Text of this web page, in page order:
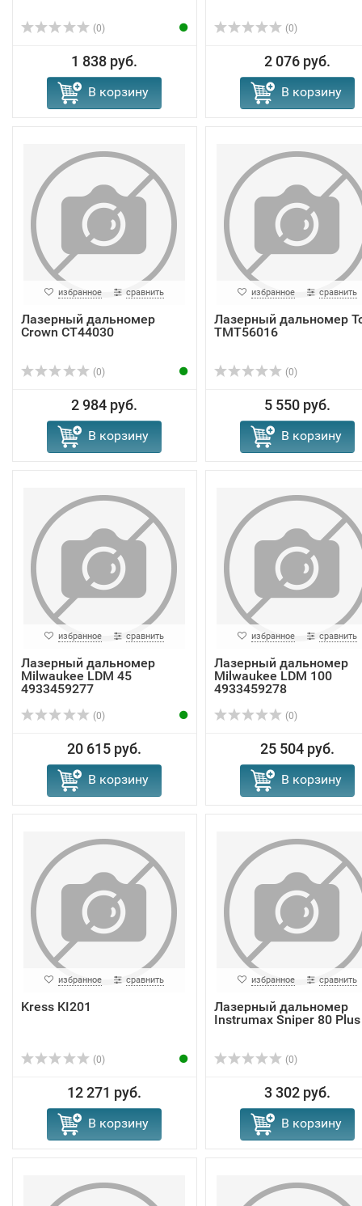
(0)
1 838 руб.
В корзину
(0)
2 076 руб.
В корзину
избранное сравнить
Лазерный дальномер
Crown CT44030
(0)
2 984 руб.
В корзину
избранное сравнить
Лазерный дальномер
TMT56016
(0)
5 550 руб.
В корзину
избранное сравнить
Лазерный дальномер
Milwaukee LDM 45
4933459277
(0)
20 615 руб.
В корзину
избранное сравнить
Лазерный дальномер
Milwaukee LDM 100
4933459278
(0)
25 504 руб.
В корзину
избранное сравнить
Kress KI201
(0)
12 271 руб.
В корзину
избранное сравнить
Лазерный дальномер
Instrumax Sniper 80 Plus
(0)
3 302 руб.
В корзину